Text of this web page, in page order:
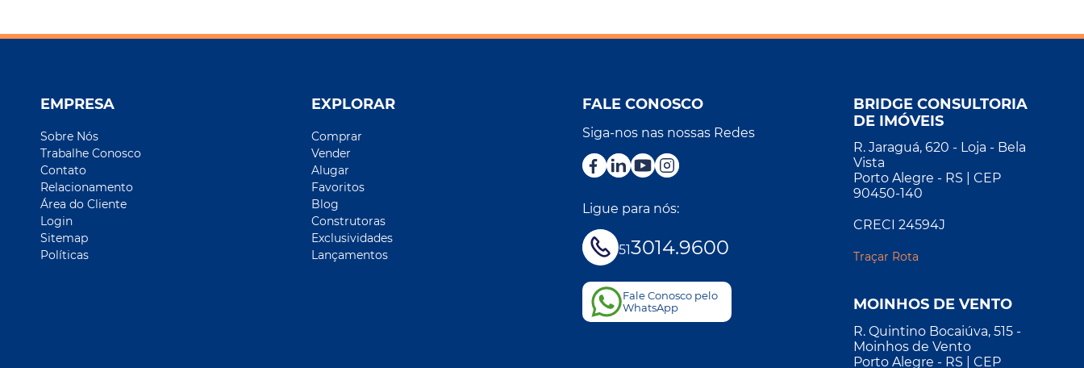
EMPRESA
Sobre Nós
Trabalhe Conosco
Contato
Relacionamento
Área do Cliente
Login
Sitemap
Políticas
EXPLORAR
Comprar
Vender
Alugar
Favoritos
Blog
Construtoras
Exclusividades
Lançamentos
FALE CONOSCO
Siga-nos nas nossas Redes
Ligue para nós:
513014.9600
Fale Conosco pelo
WhatsApp
BRIDGE CONSULTORIA
DE IMÓVEIS
R. Jaraguá, 620 - Loja - Bela
Vista
Porto Alegre - RS | CEP
90450-140
CRECI 24594J
Traçar Rota
MOINHOS DE VENTO
R. Quintino Bocaiúva, 515 -
Moinhos de Vento
Porto Alegre - RS | CEP